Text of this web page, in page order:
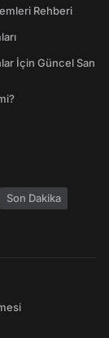
Rehberi
İçin Güncel San
Son Dakika